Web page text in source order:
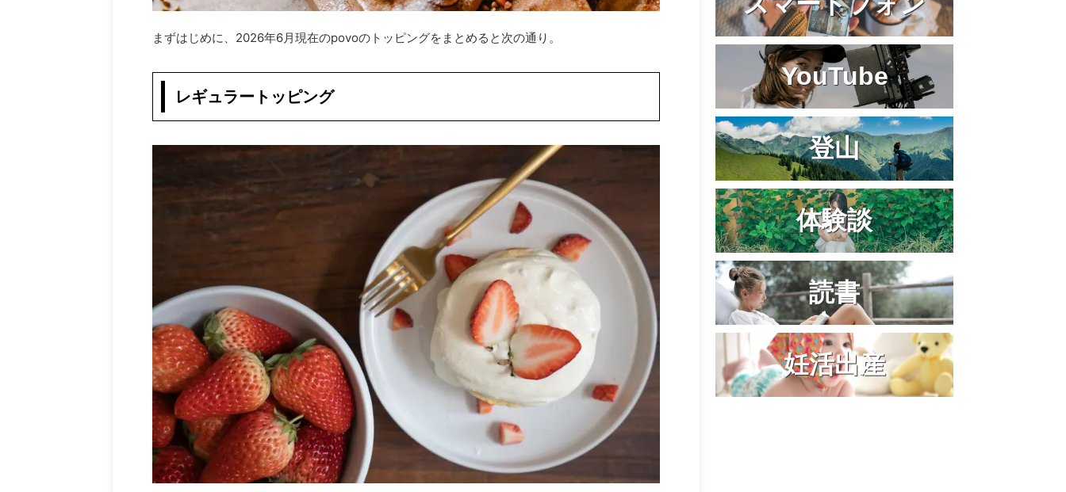
まずはじめに、2026年6月現在のpovoのトッピングをまとめると次の通り。
レギュラートッピング
YouTube
登山
体験談
読書
妊活出産